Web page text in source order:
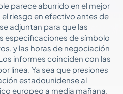
parece aburrido en el mejor
riesgo en efectivo antes de
adjuntan para que las
especificaciones de símbolo
y las horas de negociación
informes coinciden con las
línea. Ya sea que presiones
estadounidense al
europeo a media mañana,